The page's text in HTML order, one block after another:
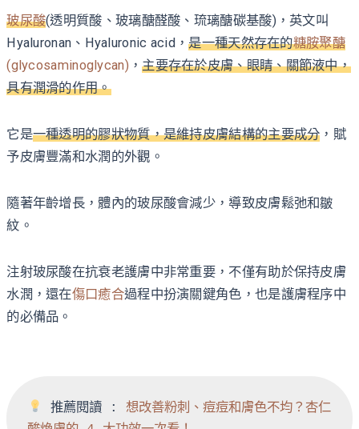
玻尿酸(透明質酸、玻璃醣醛酸、琉璃醣碳基酸)，英文叫
Hyaluronan、Hyaluronic acid，是一種天然存在的糖胺聚醣
(glycosaminoglycan)，主要存在於皮膚、眼睛、關節液中，
具有潤滑的作用。
它是一種透明的膠狀物質，是維持皮膚結構的主要成分 ，賦
予皮膚豐滿和水潤的外觀。
隨著年齡增長，體內的玻尿酸會減少，導致皮膚鬆弛和皺
紋。
注射玻尿酸在抗衰老護膚中非常重要，不僅有助於保持皮膚
水潤，還在傷口癒合過程中扮演關鍵角色，也是護膚程序中
的必備品。
推薦閱讀 : 想改善粉刺、痘痘和膚色不均？杏仁